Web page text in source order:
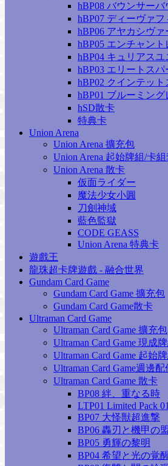
hBP08 バウンサーバ
hBP07 ディーヴァフ
hBP06 アヤカシヴ
hBP05 エンチャント
hBP04 キュリアスユ
hBP03 エリートスパ
hBP02 クインテッ
hBP01 ブルーミング
hSD散卡
特典卡
Union Arena
Union Arena 擴充包
Union Arena 起始牌組/卡
Union Arena 散卡
仮面ライダー
魔法少女小圓
刀劍神域
藍色監獄
CODE GEASS
Union Arena 特典卡
遊戲王
龍珠超卡牌遊戲 - 融合世界
Gundam Card Game
Gundam Card Game 擴充包
Gundam Card Game散卡
Ultraman Card Game
Ultraman Card Game 擴充包
Ultraman Card Game 現成
Ultraman Card Game 起始
Ultraman Card Game週邊配
Ultraman Card Game 散卡
BP08 絆、重なる時
LTP01 Limited Pack 01
BP07 大怪獣超進撃
BP06 轟刃と機甲の
BP05 勇輝の黎明
BP04 希望と光の覚